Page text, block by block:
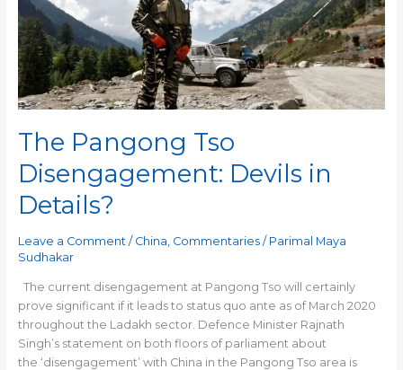
The Pangong Tso
Disengagement: Devils in
Details?
Leave a Comment / China Commentaries/ Parimal Maya
Sudhakar
The current disengagement at Pangong Tso will certainly
prove significant if it leads to status quo ante as of March 2020
throughout the Ladakh sector. Defence Minister Rajnath
Singh’s statement on both floors of parliament about
the ‘disengagement’ with China in the Pangong Tso area is
Disengagement:
Devils
in
Details?